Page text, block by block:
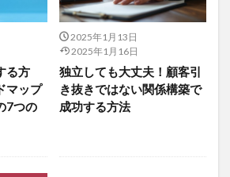
る方
マップ
7つの
2025年1月13日
2025年1月16日
独立しても大丈夫！顧客引
き抜きではない関係構築で
成功する方法